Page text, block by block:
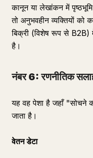
कानून या लेखांकन में
तो अनुभवहीन व्यक्तियों को
बिक्री (विशेष रूप से B2B)
है।
नंबर 6: रणनीतिक
यह वह पेशा है जहाँ "सोचने
जाता है।
वेतन डेटा